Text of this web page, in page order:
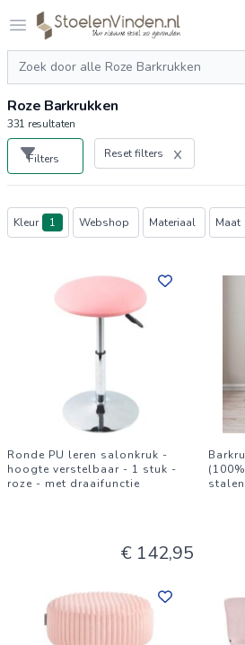
Open menu
Logo stoelenvinden.nl
Zoeken
Roze Barkrukken
331 resultaten
Filters Reset filters
Producten
Kleur 1 Webshop Materiaal Maat
Ronde PU leren salonkruk -
hoogte verstelbaar - 1 stuk -
roze - met draaifunctie
€ 142,95